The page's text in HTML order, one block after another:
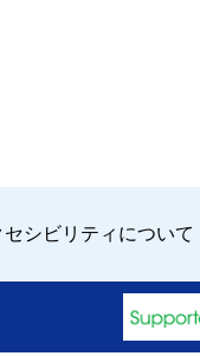
セシビリティについて